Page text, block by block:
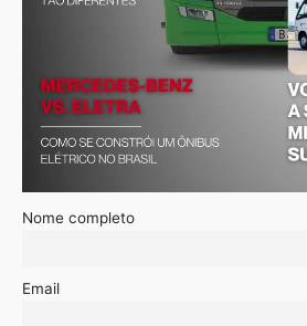
Nome completo
Email